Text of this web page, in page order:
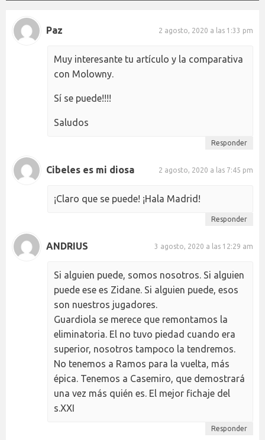
Paz 2 agosto, 2020 a las 1:33 pm
Muy interesante tu artículo y la comparativa
con Molowny.
Sí se puede!!!!
Saludos
Responder
Cibeles es mi diosa 2 agosto, 2020 a las 7:45 pm
¡Claro que se puede! ¡Hala Madrid!
Responder
ANDRIUS 3 agosto, 2020 a las 12:29 am
Si alguien puede, somos nosotros. Si alguien
puede ese es Zidane. Si alguien puede, esos
son nuestros jugadores.
Guardiola se merece que remontamos la
eliminatoria. El no tuvo piedad cuando era
superior, nosotros tampoco la tendremos.
No tenemos a Ramos para la vuelta, más
épica. Tenemos a Casemiro, que demostrará
una vez más quién es. El mejor fichaje del
s.XXI
Responder